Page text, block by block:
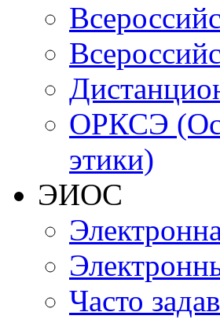
ОРКСЭ
этики)
ЭИОС
Часто